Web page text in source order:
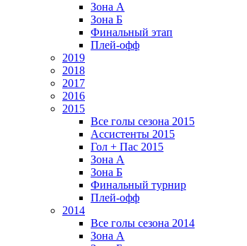
Зона А
Зона Б
Финальный этап
Плей-офф
2019
2018
2017
2016
2015
Все голы сезона 2015
Ассистенты 2015
Гол + Пас 2015
Зона А
Зона Б
Финальный турнир
Плей-офф
2014
Все голы сезона 2014
Зона А